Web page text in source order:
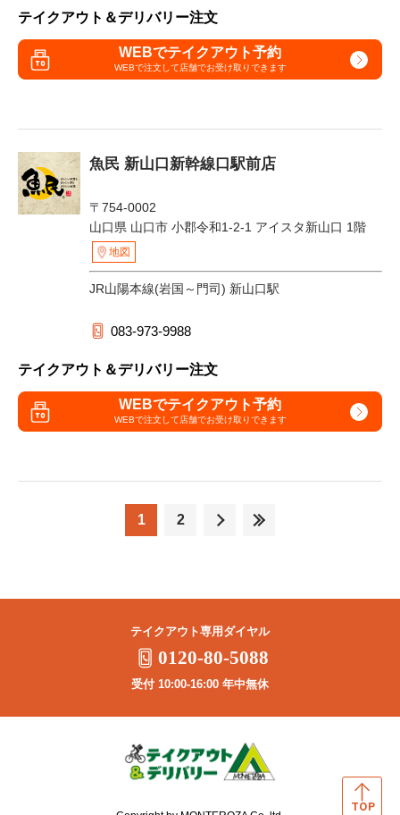
テイクアウト＆デリバリー注文
WEBでテイクアウト予約
WEBで注文して店舗でお受け取りできます
魚民 新山口新幹線口駅前店
〒754-0002
山口県 山口市 小郡令和1-2-1 アイスタ新山口 1階
地図
JR山陽本線(岩国～門司) 新山口駅
083-973-9988
テイクアウト＆デリバリー注文
WEBでテイクアウト予約
WEBで注文して店舗でお受け取りできます
1 2
テイクアウト専用ダイヤル
0120-80-5088
受付 10:00-16:00 年中無休